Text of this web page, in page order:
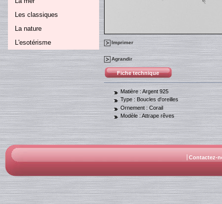
Les classiques
La nature
L'esotérisme
Imprimer
Agrandir
Fiche technique
Matière : Argent 925
Type : Boucles d'oreilles
Ornement :Corail
Modèle :Attrape rêves
Contactez-